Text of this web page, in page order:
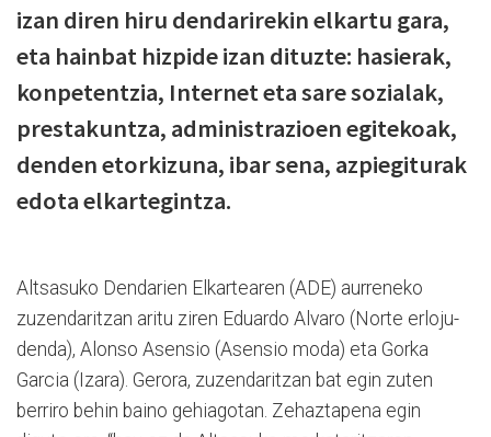
izan diren hiru dendarirekin elkartu gara,
eta hainbat hizpide izan dituzte: hasierak,
konpetentzia, Internet eta sare sozialak,
prestakuntza, administrazioen egitekoak,
denden etorkizuna, ibar sena, azpiegiturak
edota elkartegintza.
Altsasuko Dendarien Elkartearen (ADE) aurreneko
zuzendaritzan aritu ziren Eduardo Alvaro (Norte erloju-
denda), Alonso Asensio (Asensio moda) eta Gorka
Garcia (Izara). Gerora, zuzendaritzan bat egin zuten
berriro behin baino gehiagotan. Zehaztapena egin